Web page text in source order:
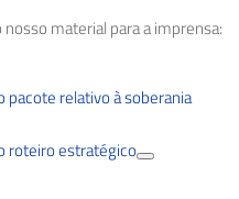
material para a imprensa:
relativo à soberania
roteiro estratégico